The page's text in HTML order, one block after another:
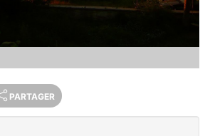
PARTAGER